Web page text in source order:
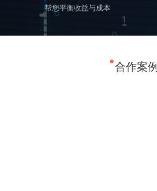
帮您平衡收益与成本
合作案例